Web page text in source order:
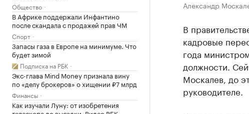
Общество
В Африке поддержали Инфантино
после скандала с продажей прав ЧМ
Спорт
Запасы газа в Европе на минимуме. Что
будет зимой
Подписка на РБК
Экс-глава Mind Money признала вину
по «делу брокеров» о хищении ₽7 млрд
Финансы
Как изучали Луну: от изобретения
Александр
В
кадровые
года
должности.
Москалев, до
руководителе.